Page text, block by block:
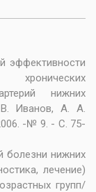
эффективности
нижних
Иванов, А. А.
-№ 9. - С. 75-
болезни нижних
лечение)
групп/